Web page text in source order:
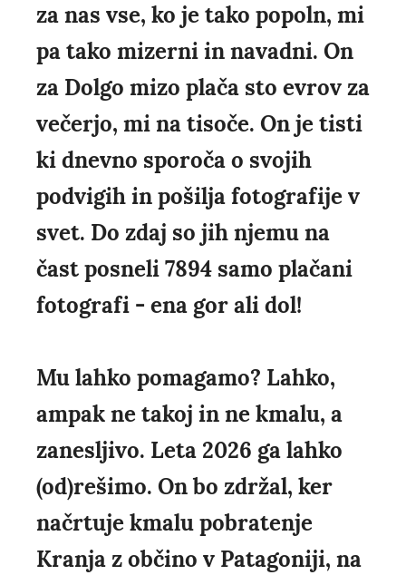
za nas vse, ko je tako popoln, mi
pa tako mizerni in navadni. On
za Dolgo mizo plača sto evrov za
večerjo, mi na tisoče. On je tisti
ki dnevno sporoča o svojih
podvigih in pošilja fotografije v
svet. Do zdaj so jih njemu na
čast posneli 7894 samo plačani
fotografi - ena gor ali dol!
Mu lahko pomagamo? Lahko,
ampak ne takoj in ne kmalu, a
zanesljivo. Leta 2026 ga lahko
(od)rešimo. On bo zdržal, ker
načrtuje kmalu pobratenje
Kranja z občino v Patagoniji, na